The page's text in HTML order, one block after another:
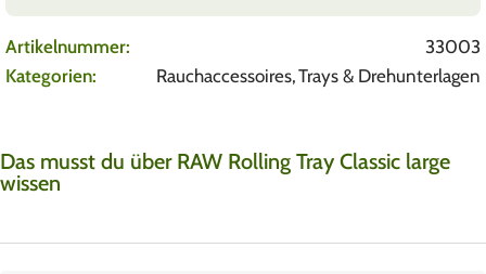
Artikelnummer:
33003
Kategorien:
Rauchaccessoires,Trays & Drehunterlagen
Das musst du über RAW Rolling Tray Classic large
wissen